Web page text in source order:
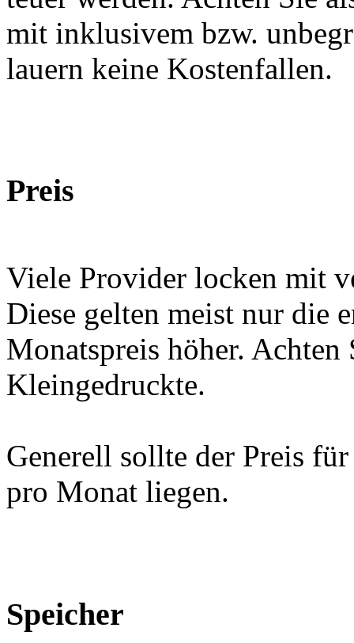
mit inklusivem bzw.
lauern keine Kostenfallen.
Preis
Viele Provider locken mit
Diese gelten meist nur die
Monatspreis höher. Achten
Kleingedruckte.
Generell sollte der Preis
pro Monat liegen.
Speicher